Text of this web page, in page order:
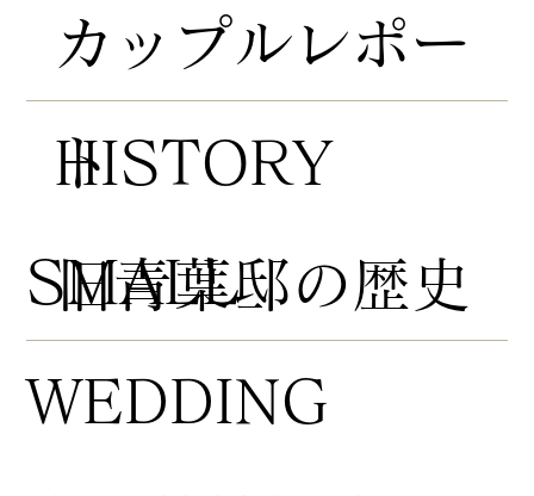
HISTORY
​旧青葉邸の歴史
​カップルレポー
ト
​SMALL
WEDDING